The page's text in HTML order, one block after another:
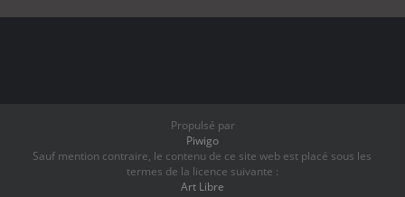
Propulsé par
Piwigo
Sauf mention contraire, le contenu de ce site web est placé sous les
termes de la licence suivante :
Art Libre